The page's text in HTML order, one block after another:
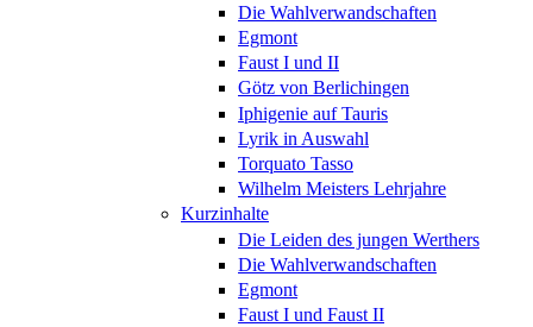
Die Wahlverwandschaften
Egmont
Faust I und II
Götz von Berlichingen
Iphigenie auf Tauris
Lyrik in Auswahl
Torquato Tasso
Wilhelm Meisters Lehrjahre
Kurzinhalte
Die Leiden des jungen Werthers
Die Wahlverwandschaften
Egmont
Faust I und Faust II